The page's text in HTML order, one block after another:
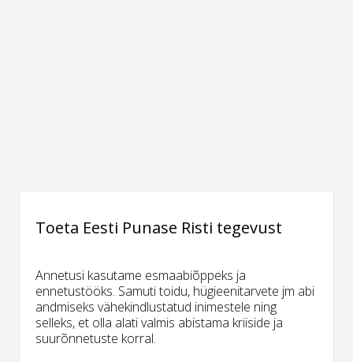
Toeta Eesti Punase Risti tegevust
Annetusi kasutame esmaabiõppeks ja
ennetustööks. Samuti toidu, hügieenitarvete jm abi
andmiseks vähekindlustatud inimestele ning
selleks, et olla alati valmis abistama kriiside ja
suurõnnetuste korral.